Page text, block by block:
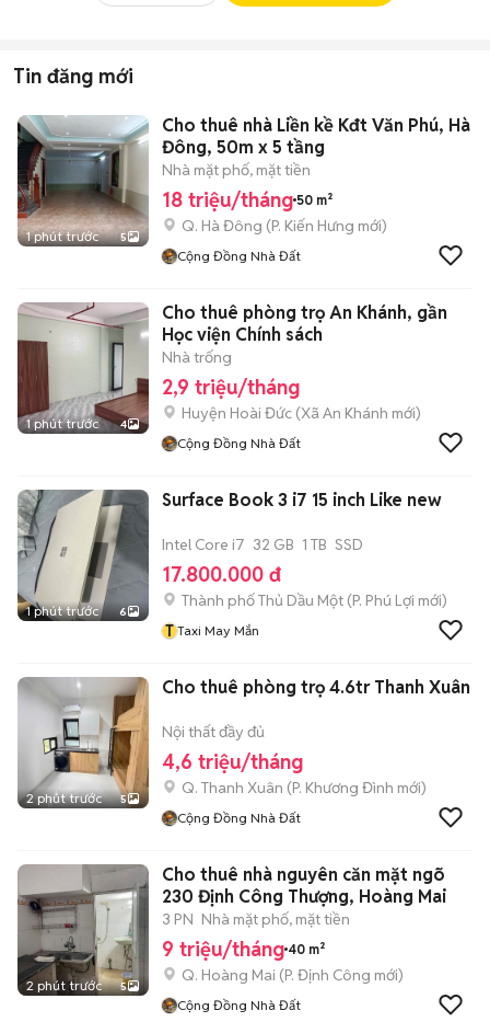
Tin đăng mới
1 phút trước 5
Cho thuê nhà Liền kề Kđt Văn Phú, Hà
Đông, 50m x 5 tầng
Nhà mặt phố, mặt tiền
18 triệu/tháng 50 m²
Q. Hà Đông (P. Kiến Hưng mới)
Cộng Đồng Nhà Đất
1 phút trước 4
Cho thuê phòng trọ An Khánh, gần
Học viện Chính sách
Nhà trống
2,9 triệu/tháng
Huyện Hoài Đức (Xã An Khánh mới)
Cộng Đồng Nhà Đất
1 phút trước 6
Surface Book 3 i7 15 inch Like new
Intel Core i7 32 GB 1 TB SSD
17.800.000 đ
Thành phố Thủ Dầu Một (P. Phú Lợi mới)
T Taxi May Mắn
2 phút trước 5
Cho thuê phòng trọ 4.6tr Thanh Xuân
Nội thất đầy đủ
4,6 triệu/tháng
Q. Thanh Xuân (P. Khương Đình mới)
Cộng Đồng Nhà Đất
2 phút trước 5
Cho thuê nhà nguyên căn mặt ngõ
230 Định Công Thượng, Hoàng Mai
3 PN Nhà mặt phố, mặt tiền
9 triệu/tháng 40 m²
Q. Hoàng Mai (P. Định Công mới)
Cộng Đồng Nhà Đất